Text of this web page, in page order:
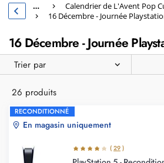
…
Calendrier de L'Avent Pop
16 Décembre - Journée
16 Décembre - Journée
26 produits
Trier par
RECONDITIONNÉ
En magasin uniquement
( 29 )